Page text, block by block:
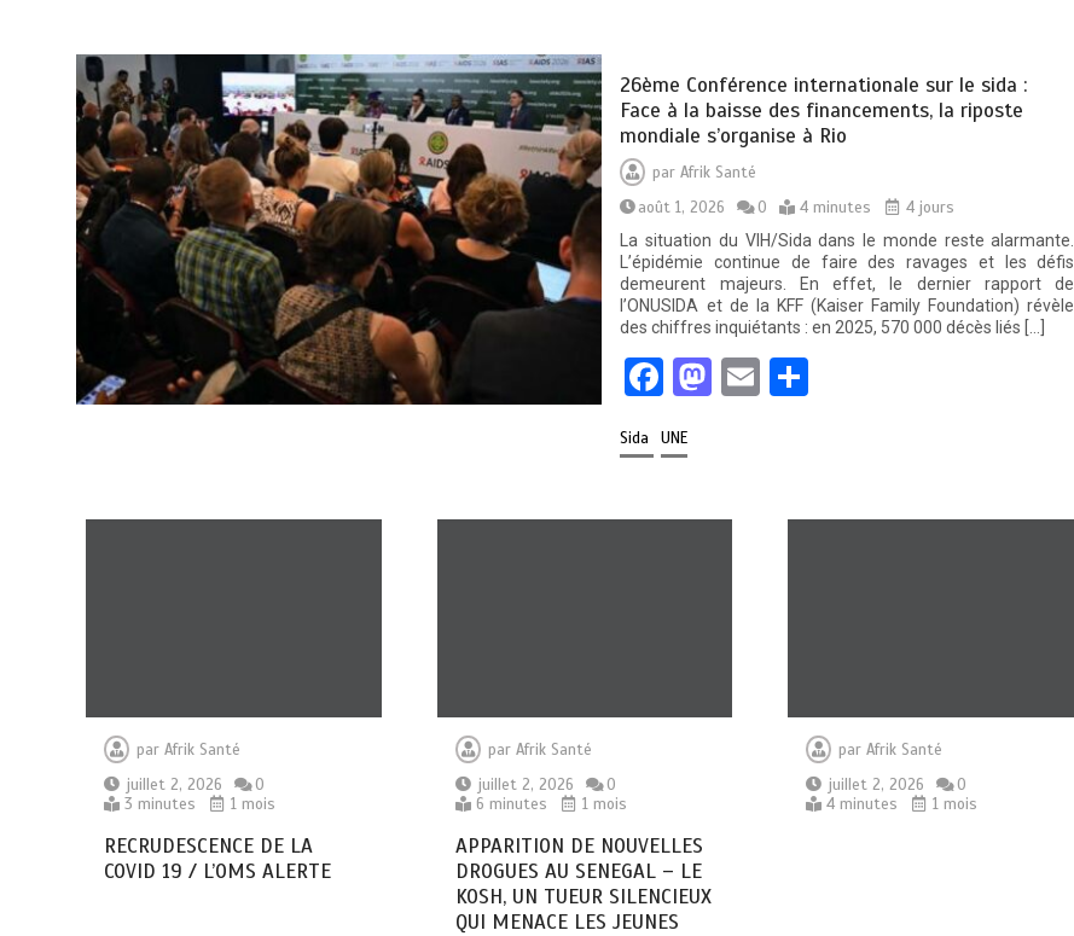
26ème Conférence internationale sur le sida :
Face à la baisse des financements, la riposte
mondiale s’organise à Rio
parAfrik Santé
août 1, 2026
0 4 minutes
4 jours
La situation du VIH/Sida dans le monde reste alarmante.
L’épidémie continue de faire des ravages et les défis
demeurent majeurs. En effet, le dernier rapport de
l’ONUSIDA et de la KFF (Kaiser Family Foundation) révèle
des chiffres inquiétants : en 2025, 570 000 décès liés […]
F
ce
o
M
d
E
er
Sida UNE
parAfrik Santé
juillet 2, 2026
0
3 minutes
1 mois
RECRUDESCENCE DE LA
COVID 19 / L’OMS ALERTE
par Afrik Santé
juillet 2, 2026
0
6 minutes
1 mois
APPARITION DE NOUVELLES
DROGUES AU SENEGAL – LE
KOSH, UN TUEUR SILENCIEUX
QUI MENACE LES JEUNES
par Afrik Santé
juillet 2, 2026
0
4 minutes
1 mois